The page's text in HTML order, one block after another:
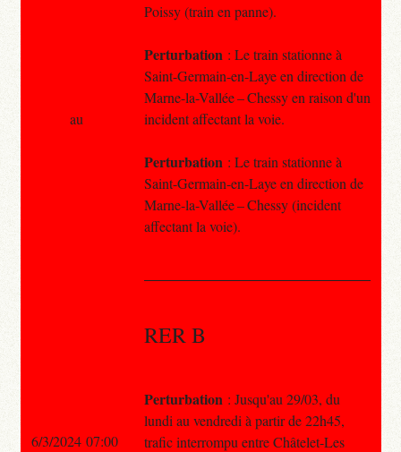
Poissy (train en panne).
Perturbation : Le train stationne à
Saint-Germain-en-Laye en direction de
Marne-la-Vallée – Chessy en raison d'un
incident affectant la voie.
Perturbation : Le train stationne à
Saint-Germain-en-Laye en direction de
Marne-la-Vallée – Chessy (incident
affectant la voie).
RER B
Perturbation : Jusqu'au 29/03, du
lundi au vendredi à partir de 22h45,
trafic interrompu entre Châtelet-Les
au
6/3/2024 07:00